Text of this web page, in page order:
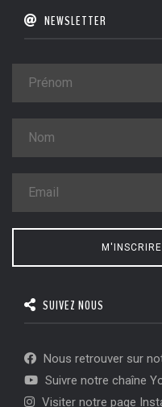
NEWSLETTER
SUIVEZ NOUS
Nous retrouver sur
Suivre notre chaîne
Visiter notre page